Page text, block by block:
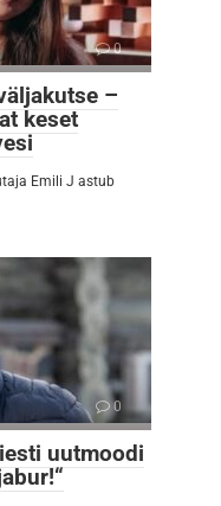
0
–
keset
Emili J astub
0
uutmoodi